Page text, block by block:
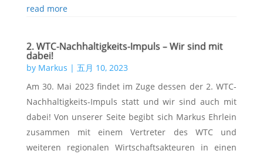
read more
2. WTC-Nachhaltigkeits-Impuls – Wir sind mit
dabei!
by Markus | 五月 10, 2023
Am 30. Mai 2023 findet im Zuge dessen der 2. WTC-
Nachhaltigkeits-Impuls statt und wir sind auch mit
dabei! Von unserer Seite begibt sich Markus Ehrlein
zusammen mit einem Vertreter des WTC und
weiteren regionalen Wirtschaftsakteuren in einen